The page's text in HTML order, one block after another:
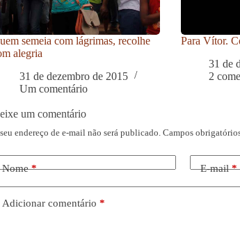
semeia com lágrimas, recolhe
alegria
31 de dezembro de 2015
Um comentário
Para Vítor.
31 de
2
um comentário
endereço de e-mail não será publicado. Campos
Nome* E-mail*
Adicionar comentário *